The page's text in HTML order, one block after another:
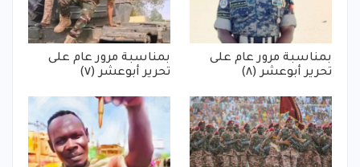
بمناسبة مرور عام على
تحرير أبوعشر (٨)
بمناسبة مرور عام على
تحرير أبوعشر (٧)